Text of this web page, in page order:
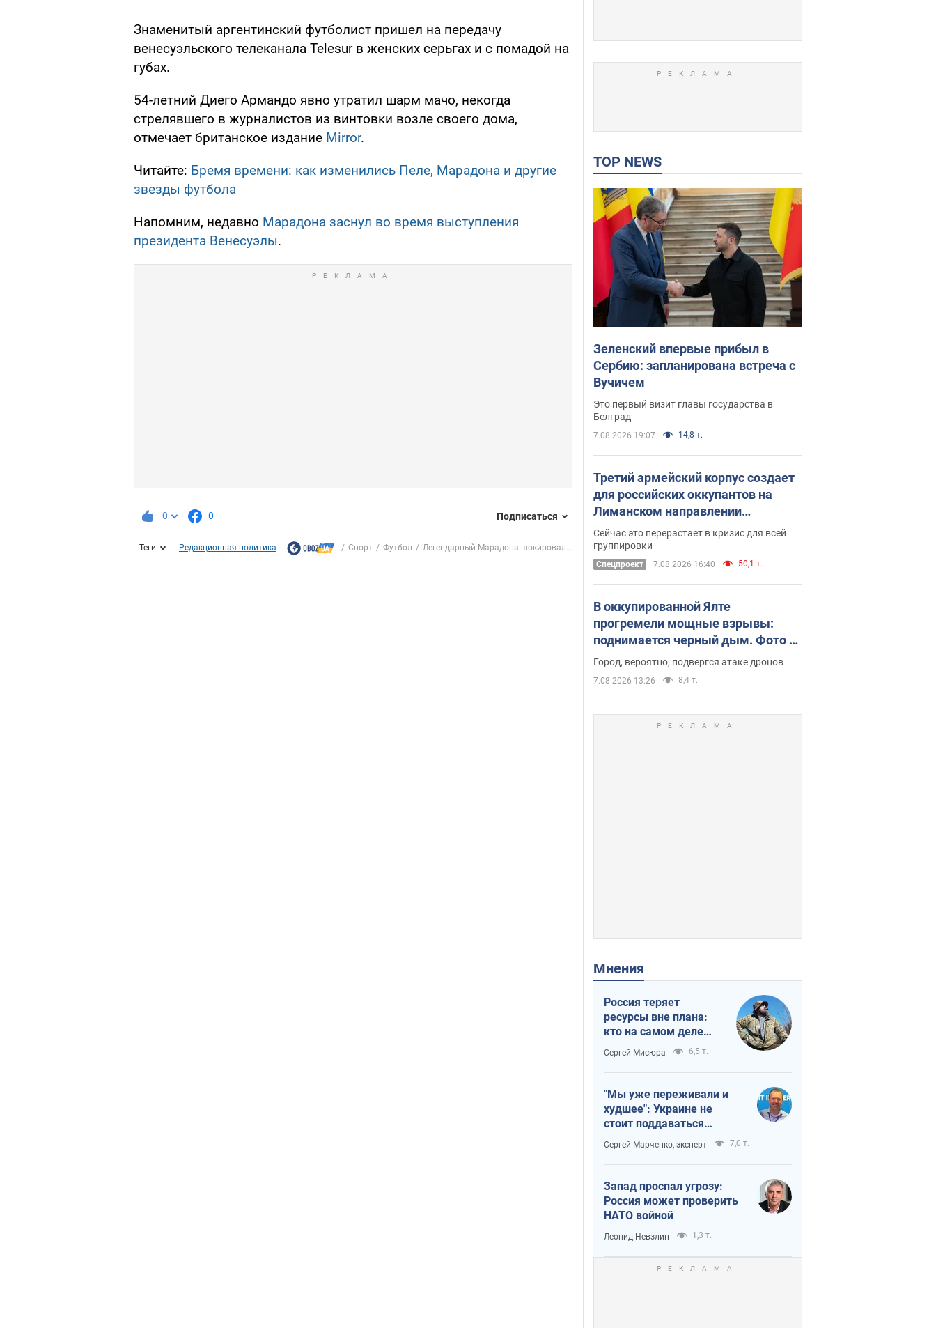
Знаменитый аргентинский футболист пришел на передачу
венесуэльского телеканала Telesur в женских серьгах и с помадой на
губах.
54-летний Диего Армандо явно утратил шарм мачо, некогда
стрелявшего в журналистов из винтовки возле своего дома,
отмечает британское издание Mirror.
Читайте: Бремя времени: как изменились Пеле, Марадона и другие
звезды футбола
Напомним, недавно Марадона заснул во время выступления
президента Венесуэлы.
0 0 Подписаться
Теги Редакционная политика Спорт Футбол Легендарный Марадона шокировал...
TOP NEWS
Зеленский впервые прибыл в
Сербию: запланирована встреча с
Вучичем
Это первый визит главы государства в
Белград
7.08.2026 19:07 14,8 т.
Третий армейский корпус создает
для российских оккупантов на
Лиманском направлении
критический дискомфорт: как это
удалось
Сейчас это перерастает в кризис для всей
группировки
Спецпроект 7.08.2026 16:40 50,1 т.
В оккупированной Ялте
прогремели мощные взрывы:
поднимается черный дым. Фото и
видео
Город, вероятно, подвергся атаке дронов
7.08.2026 13:26 8,4 т.
Мнения
Россия теряет
ресурсы вне плана:
кто на самом деле
диктует темп войны
Сергей Мисюра 6,5 т.
"Мы уже переживали и
худшее": Украине не
стоит поддаваться
отчаянию из-за
ракетного террора
Сергей Марченко, эксперт 7,0 т.
Запад проспал угрозу:
Россия может проверить
НАТО войной
Леонид Невзлин 1,3 т.